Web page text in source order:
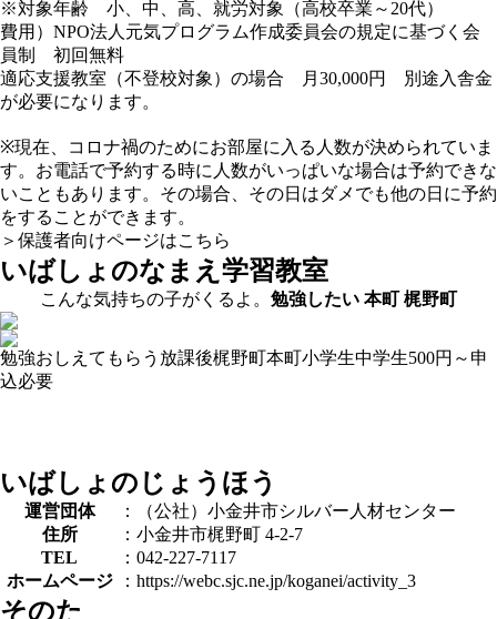
※対象年齢 小、中、高、就労対象（高校卒業～20代）
費用）NPO法人元気プログラム作成委員会の規定に基づく会
員制 初回無料
適応支援教室（不登校対象）の場合 月30,000円 別途入舎金
が必要になります。
※現在、コロナ禍のためにお部屋に入る人数が決められていま
す。お電話で予約する時に人数がいっぱいな場合は予約できな
いこともあります。その場合、その日はダメでも他の日に予約
をすることができます。
＞保護者向けページはこちら
いばしょのなまえ 学習教室
こんな気持ちの子がくるよ。 勉強したい 本町 梶野町
勉強おしえてもらう 放課後梶野町本町小学生中学生500円～ 申
込必要
いばしょのじょうほう
運営団体
：（公社）小金井市シルバー人材センター
住所
：小金井市梶野町 4-2-7
TEL
：042-227-7117
ホームページ
：https://webc.sjc.ne.jp/koganei/activity_3
そのた